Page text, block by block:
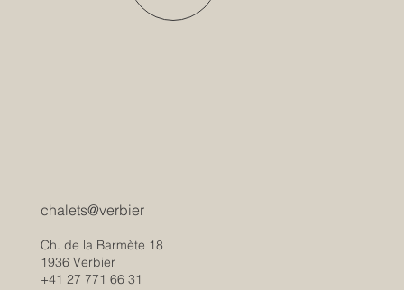
chalets@verbier
Ch. de la Barmète 18
1936 Verbier
+41 27 771 66 31